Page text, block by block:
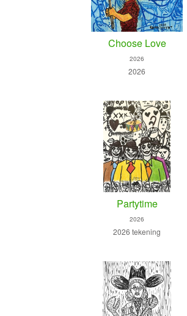
Choose Love
2026
2026
Partytime
2026
2026 tekening